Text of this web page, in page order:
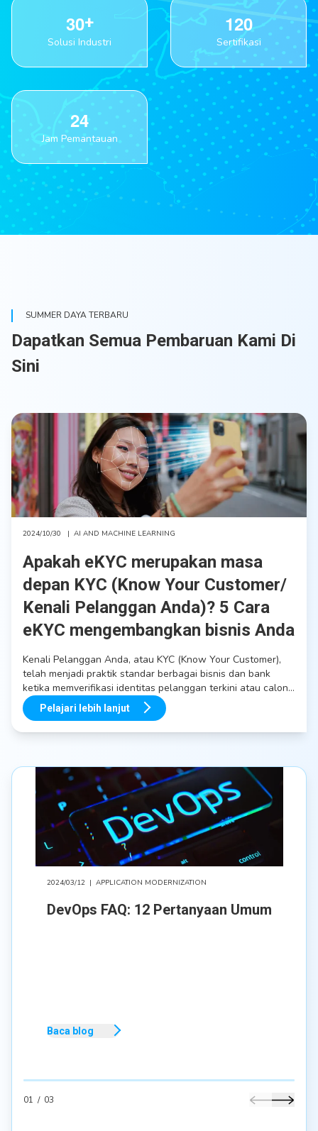
30
Solusi Industri
120
Sertifikasi
24
Jam Pemantauan
SUMMER DAYA TERBARU
Dapatkan Semua Pembaruan Kami Di
Sini
2024/10/30 | AI AND MACHINE LEARNING
Apakah eKYC merupakan masa
depan KYC (Know Your Customer/
Kenali Pelanggan Anda)? 5 Cara
eKYC mengembangkan bisnis Anda
Kenali Pelanggan Anda, atau KYC (Know Your Customer),
telah menjadi praktik standar berbagai bisnis dan bank
ketika memverifikasi identitas pelanggan terkini atau calon
pelanggan, serta menilai risiko yang terkait dengan
pelanggan sesuai dengan persyaratan hukum.
Pelajari lebih lanjut
01 / 03
2024/03/12| APPLICATION MODERNIZATION
DevOps FAQ: 12 Pertanyaan Umum
Baca blog